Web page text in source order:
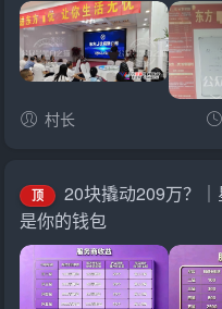
村长
顶
20块撬动209万？｜
是你的钱包